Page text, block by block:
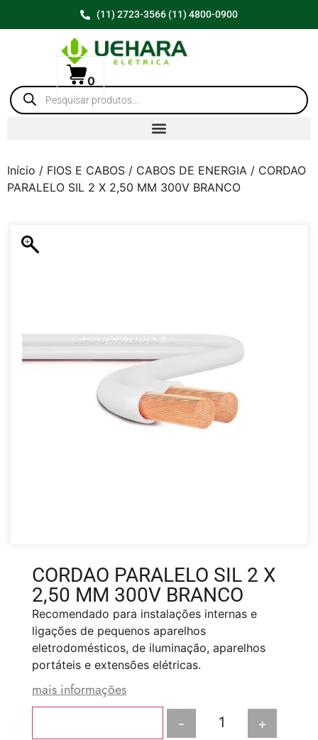
(11) 2723-3566 (11) 4800-0900
0
Início / FIOS E CABOS / CABOS DE ENERGIA / CORDAO
PARALELO SIL 2 X 2,50 MM 300V BRANCO
CORDAO PARALELO SIL 2 X
2,50 MM 300V BRANCO
Recomendado para instalações internas e
ligações de pequenos aparelhos
eletrodomésticos, de iluminação, aparelhos
portáteis e extensões elétricas.
mais informações
- +